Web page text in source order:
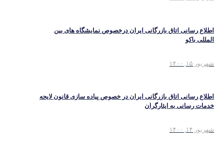
اطلاع رسانی اتاق بازرگانی ایران درخصوص نمایشگاه های بین
المللی باکو
شهریور ۱۵, ۱۴۰۰
اطلاع رسانی اتاق بازرگانی ایران در خصوص پیاده سازی قانون لایحه
خدمات رسانی به ایثارگران
شهریور ۱۴, ۱۴۰۰